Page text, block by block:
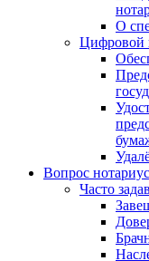
О
Цифровой
Вопрос
Часто